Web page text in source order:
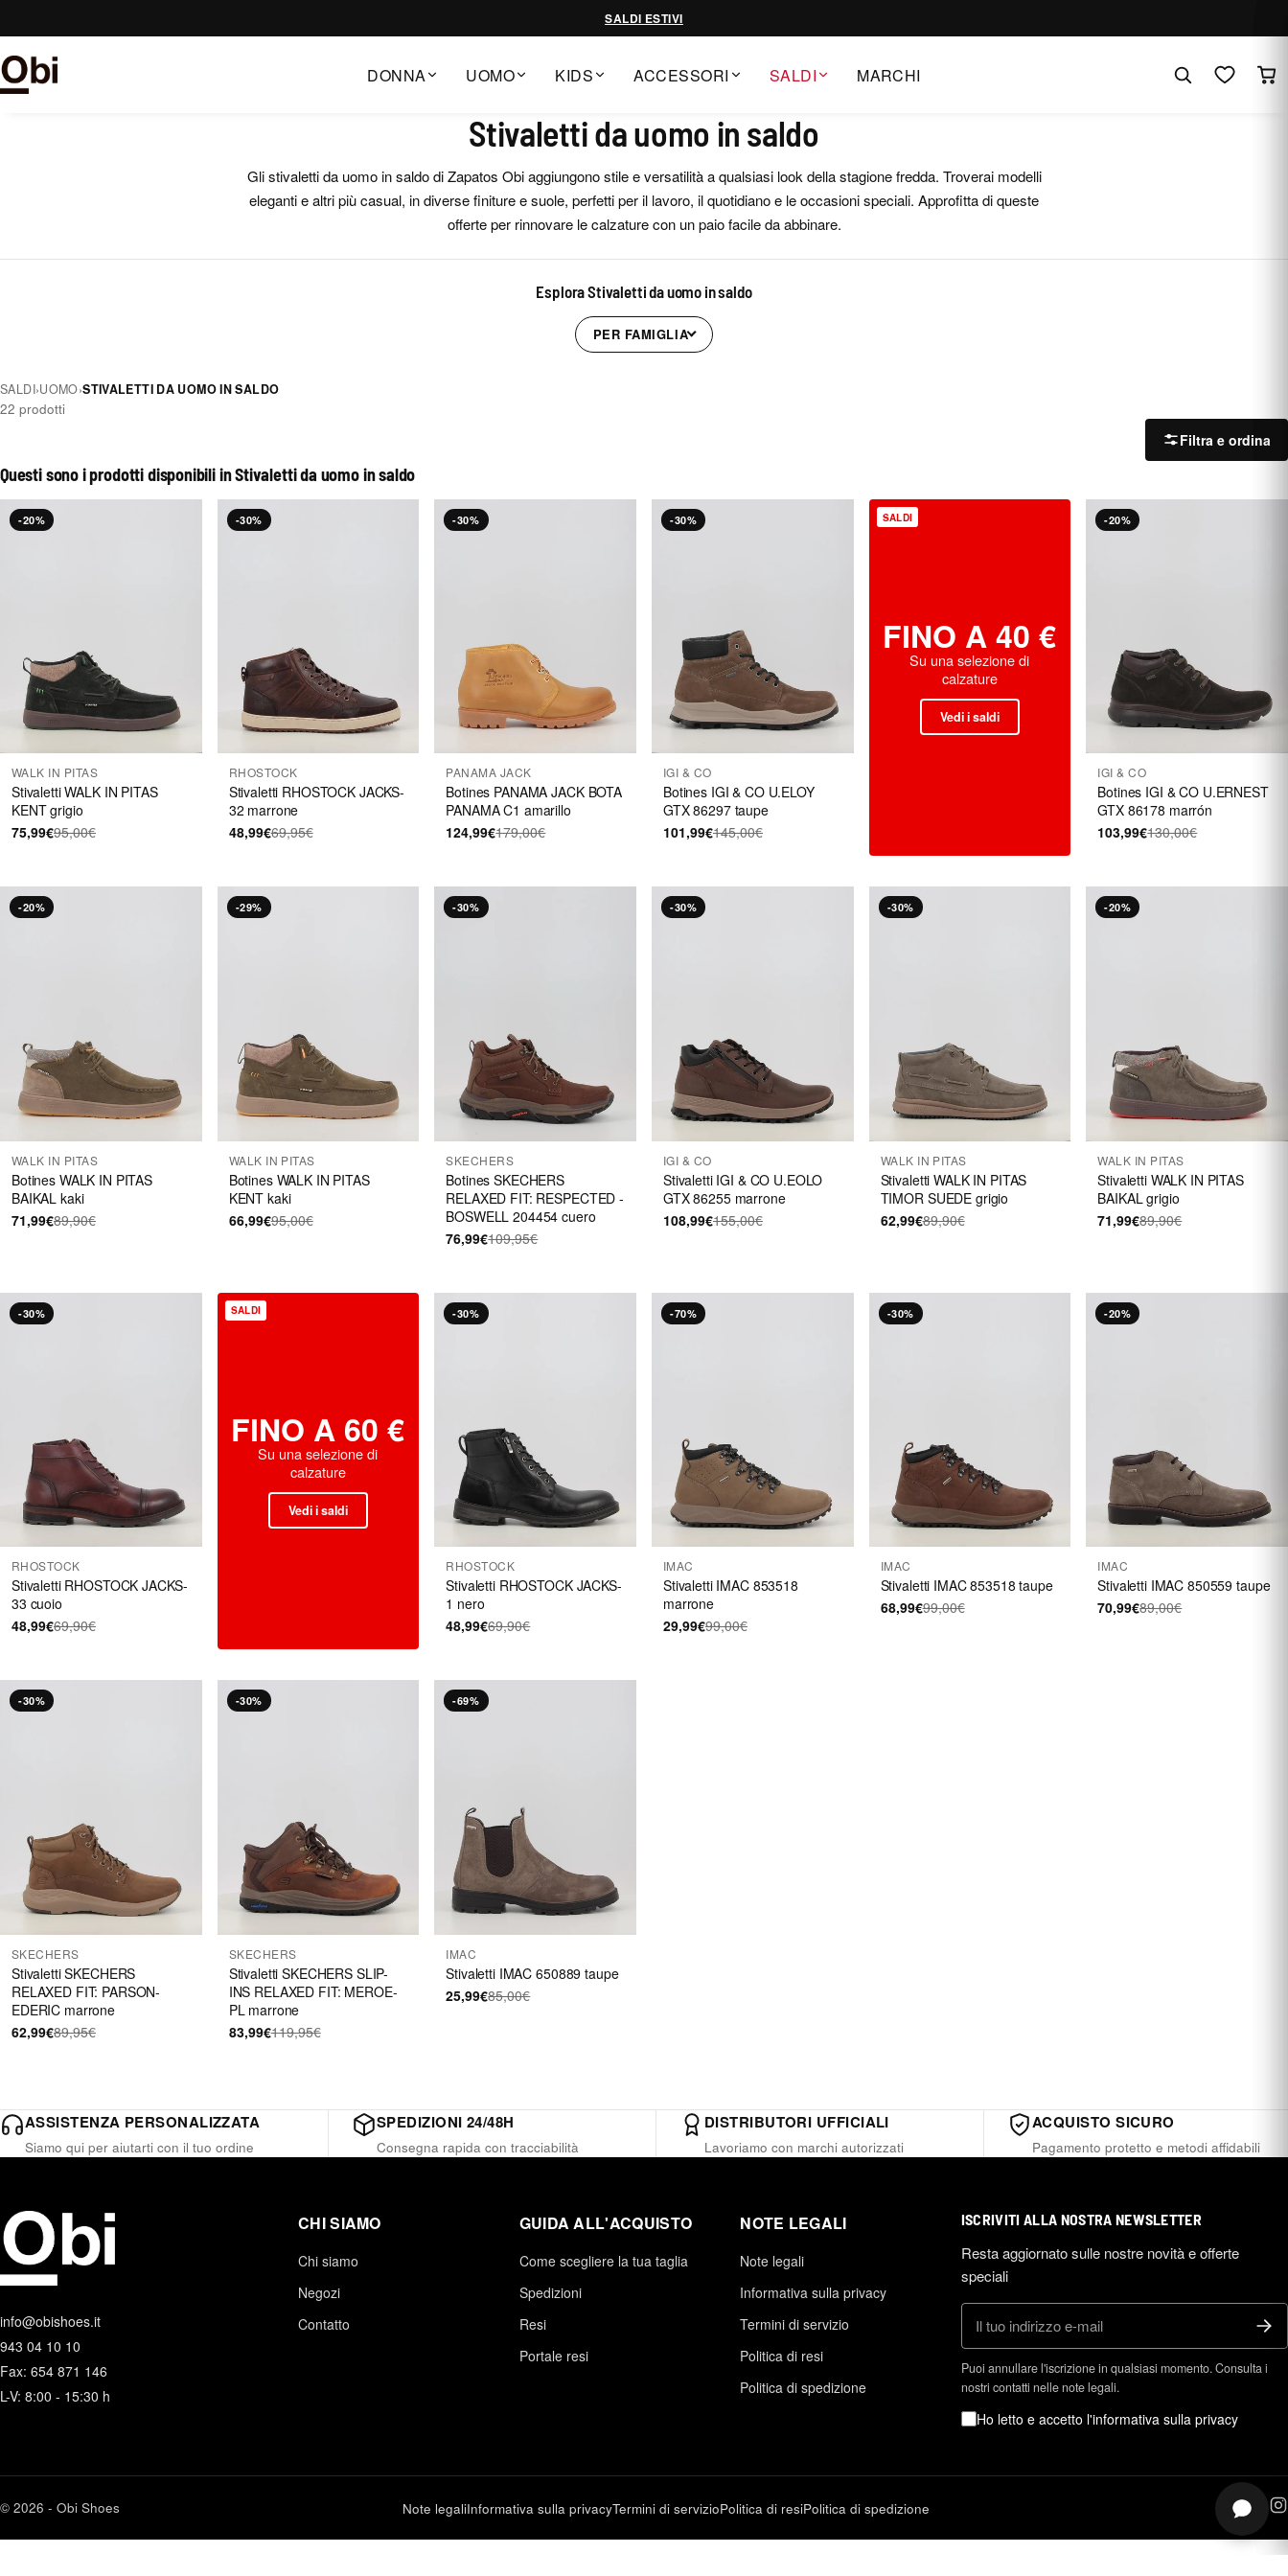
al
contenuto
SALDI ESTIVI
DONNA UOMO KIDS ACCESSORI SALDI MARCHI
Stivaletti da uomo in saldo
Gli stivaletti da uomo in saldo di Zapatos Obi aggiungono stile e versatilità a qualsiasi look della stagione fredda. Troverai modelli
eleganti e altri più casual, in diverse finiture e suole, perfetti per il lavoro, il quotidiano e le occasioni speciali. Approfitta di queste
offerte per rinnovare le calzature con un paio facile da abbinare.
Esplora Stivaletti da uomo in saldo
PER FAMIGLIA
SALDI›UOMO›STIVALETTI DA UOMO IN SALDO
22 prodotti
Filtra e ordina
Questi sono i prodotti disponibili in Stivaletti da uomo in saldo
-20%
WALK IN PITAS
Stivaletti WALK IN PITAS
KENT grigio
75,99€95,00€
-30%
RHOSTOCK
Stivaletti RHOSTOCK JACKS-
32 marrone
48,99€69,95€
-30%
PANAMA JACK
Botines PANAMA JACK BOTA
PANAMA C1 amarillo
124,99€179,00€
-30%
IGI & CO
Botines IGI & CO U.ELOY
GTX 86297 taupe
101,99€145,00€
SALDI
FINO A 40 €
Su una selezione di
calzature
Vedi i saldi
-20%
IGI & CO
Botines IGI & CO U.ERNEST
GTX 86178 marrón
103,99€130,00€
-20%
WALK IN PITAS
Botines WALK IN PITAS
BAIKAL kaki
71,99€89,90€
-29%
WALK IN PITAS
Botines WALK IN PITAS
KENT kaki
66,99€95,00€
-30%
SKECHERS
Botines SKECHERS
RELAXED FIT: RESPECTED -
BOSWELL 204454 cuero
76,99€109,95€
-30%
IGI & CO
Stivaletti IGI & CO U.EOLO
GTX 86255 marrone
108,99€155,00€
-30%
WALK IN PITAS
Stivaletti WALK IN PITAS
TIMOR SUEDE grigio
62,99€89,90€
-20%
WALK IN PITAS
Stivaletti WALK IN PITAS
BAIKAL grigio
71,99€89,90€
-30%
RHOSTOCK
Stivaletti RHOSTOCK JACKS-
33 cuoio
48,99€69,90€
SALDI
FINO A 60 €
Su una selezione di
calzature
Vedi i saldi
-30%
RHOSTOCK
Stivaletti RHOSTOCK JACKS-
1 nero
48,99€69,90€
-70%
IMAC
Stivaletti IMAC 853518
marrone
29,99€99,00€
-30%
IMAC
Stivaletti IMAC 853518 taupe
68,99€99,00€
-20%
IMAC
Stivaletti IMAC 850559 taupe
70,99€89,00€
-30%
SKECHERS
Stivaletti SKECHERS
RELAXED FIT: PARSON-
EDERIC marrone
62,99€89,95€
-30%
SKECHERS
Stivaletti SKECHERS SLIP-
INS RELAXED FIT: MEROE-
PL marrone
83,99€119,95€
-69%
IMAC
Stivaletti IMAC 650889 taupe
25,99€85,00€
ASSISTENZA PERSONALIZZATA
Siamo qui per aiutarti con il tuo ordine
SPEDIZIONI 24/48H
Consegna rapida con tracciabilità
DISTRIBUTORI UFFICIALI
Lavoriamo con marchi autorizzati
ACQUISTO SICURO
Pagamento protetto e metodi affidabili
info@obishoes.it
943 04 10 10
Fax: 654 871 146
L-V: 8:00 - 15:30 h
CHI SIAMO
Chi siamo
Negozi
Contatto
GUIDA ALL'ACQUISTO
Come scegliere la tua taglia
Spedizioni
Resi
Portale resi
NOTE LEGALI
Note legali
Informativa sulla privacy
Termini di servizio
Politica di resi
Politica di spedizione
ISCRIVITI ALLA NOSTRA NEWSLETTER
Resta aggiornato sulle nostre novità e offerte
speciali
Puoi annullare l'iscrizione in qualsiasi momento. Consulta i
nostri contatti nelle note legali.
Ho letto e accetto l'informativa sulla privacy
© 2026 - Obi Shoes Note legaliInformativa sulla privacyTermini di servizioPolitica di resiPolitica di spedizione